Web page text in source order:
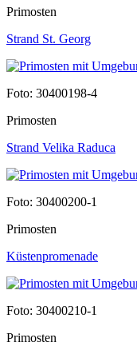
Primosten
Strand St. Georg
Foto: 30400198-4
Primosten
Strand Velika Raduca
Foto: 30400200-1
Primosten
Küstenpromenade
Foto: 30400210-1
Primosten